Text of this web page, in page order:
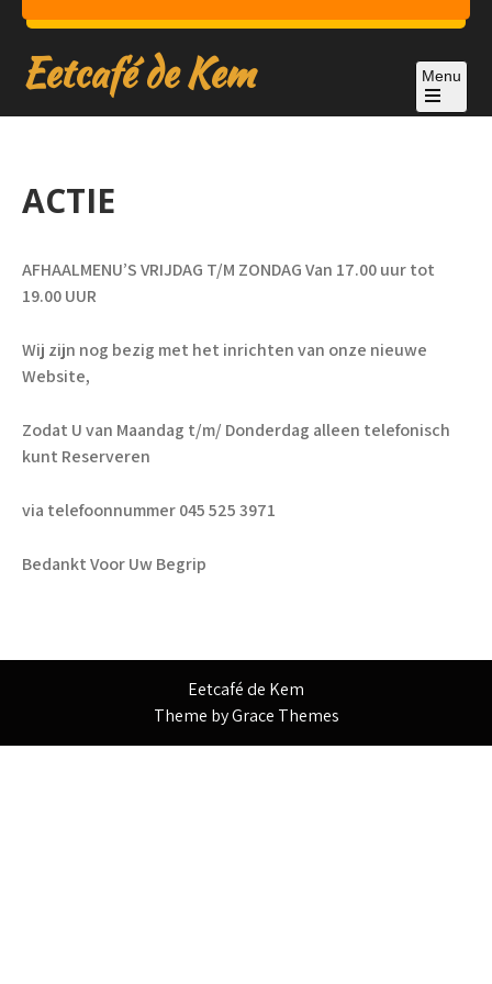
Skip
content
Eetcafé de Kem Menu
Open
ACTIE
AFHAALMENU’S VRIJDAG T/M ZONDAG Van 17.00 uur tot
19.00 UUR
Wij zijn nog bezig met het inrichten van onze nieuwe
Website,
Zodat U van Maandag t/m/ Donderdag alleen telefonisch
kunt Reserveren
via telefoonnummer 045 525 3971
Bedankt Voor Uw Begrip
Eetcafé de Kem
Theme by Grace Themes